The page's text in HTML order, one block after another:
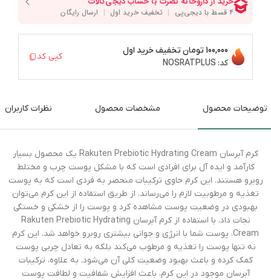
100,000 تومان
تخفیف خرید اول
کد: NOSRATPLUS
کپی کد
توضیحات محصول مشخصات محصول نظرات کاربران
کرم آبرسان Rakuten Prebiotic Hydrating Cream یک محصول بسیار
کارآمد و ایده آل برای افرادی است که با مشکل پوست چرب و مختلط
روبرو هستند. این کرم حاوی ترکیبات منحصر به فردی است که به پوست
تغذیه و مرطوبیت لازم را می‌رساند. از طریق استفاده از این کرم می‌توان
بهبودی در وضعیت پوست مشاهده کرد و پوست را از خشکی و خستگی
نجات داد. با استفاده از کرم آبرسان Rakuten Prebiotic Hydrating
Cream، پوست شما با انرژی و جوانی بیشتری روبرو خواهد شد. این کرم
نه تنها پوست را تغذیه و مرطوب می‌کند بلکه به تعادل چربی پوست
کمک کرده و باعث بهبود وضعیت کلی آن می‌شود. به علاوه، ترکیبات
آبرسان موجود در این کرم، باعث افزایش شفافیت و لطافت پوست